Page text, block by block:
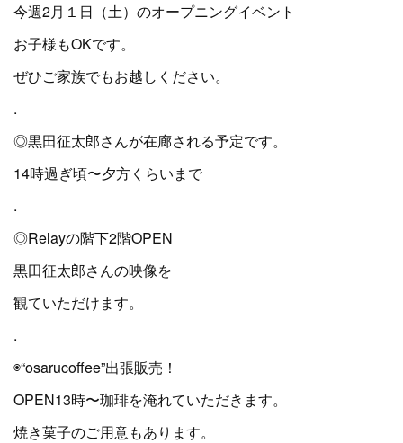
今週2月１日（土）のオープニングイベント
お子様もOKです。
ぜひご家族でもお越しください。
.
◎黒田征太郎さんが在廊される予定です。
14時過ぎ頃〜夕方くらいまで
.
◎Relayの階下2階OPEN
黒田征太郎さんの映像を
観ていただけます。
.
◉“osarucoffee”出張販売！
OPEN13時〜珈琲を淹れていただきます。
焼き菓子のご用意もあります。